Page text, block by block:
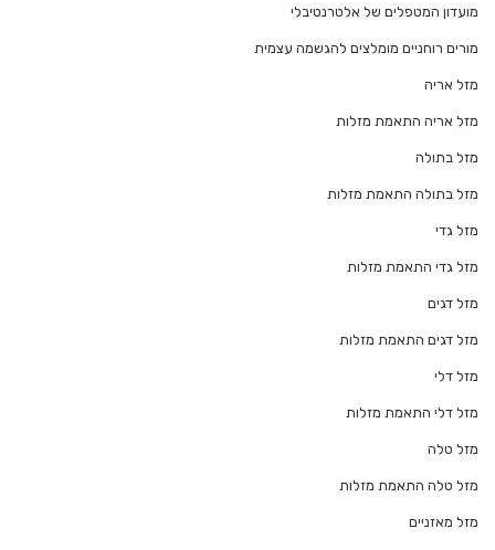
מועדון המטפלים של אלטרנטיבלי
מורים רוחניים מומלצים להגשמה עצמית
מזל אריה
מזל אריה התאמת מזלות
מזל בתולה
מזל בתולה התאמת מזלות
מזל גדי
מזל גדי התאמת מזלות
מזל דגים
מזל דגים התאמת מזלות
מזל דלי
מזל דלי התאמת מזלות
מזל טלה
מזל טלה התאמת מזלות
מזל מאזניים